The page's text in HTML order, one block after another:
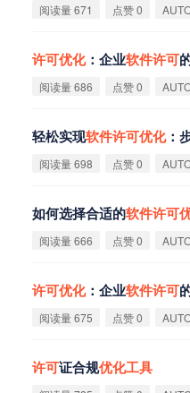
阅读量 671 点赞 0
许可优化：企业软件许可
阅读量 686 点赞 0
轻松实现软件许可优化：
阅读量 698 点赞 0
如何选择合适的软件许可
阅读量 666 点赞 0
许可优化：企业软件许可
阅读量 675 点赞 0
许可证合规优化工具